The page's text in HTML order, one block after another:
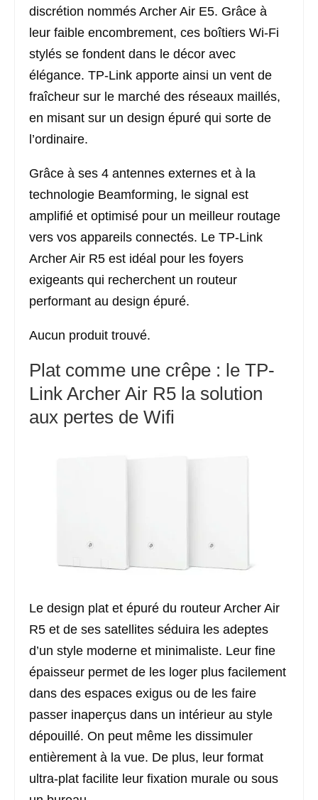
discrétion nommés Archer Air E5. Grâce à
leur faible encombrement, ces boîtiers Wi-Fi
stylés se fondent dans le décor avec
élégance. TP-Link apporte ainsi un vent de
fraîcheur sur le marché des réseaux maillés,
en misant sur un design épuré qui sorte de
l’ordinaire.
Grâce à ses 4 antennes externes et à la
technologie Beamforming, le signal est
amplifié et optimisé pour un meilleur routage
vers vos appareils connectés. Le TP-Link
Archer Air R5 est idéal pour les foyers
exigeants qui recherchent un routeur
performant au design épuré.
Aucun produit trouvé.
Plat comme une crêpe : le TP-
Link Archer Air R5 la solution
aux pertes de Wifi
Le design plat et épuré du routeur Archer Air
R5 et de ses satellites séduira les adeptes
d’un style moderne et minimaliste. Leur fine
épaisseur permet de les loger plus facilement
dans des espaces exigus ou de les faire
passer inaperçus dans un intérieur au style
dépouillé. On peut même les dissimuler
entièrement à la vue. De plus, leur format
ultra-plat facilite leur fixation murale ou sous